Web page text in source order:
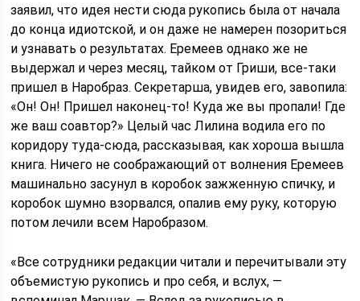
заявил, что идея нести сюда рукопись была от начала
до конца идиотской, и он даже не намерен позориться
и узнавать о результатах. Еремеев однако же не
выдержал и через месяц, тайком от Гриши, все-таки
пришел в Наробраз. Секретарша, увидев его, завопила:
«Он! Он! Пришел наконец-то! Куда же вы пропали! Где
же ваш соавтор?» Целый час Лилина водила его по
коридору туда-сюда, рассказывая, как хороша вышла
книга. Ничего не соображающий от волнения Еремеев
машинально засунул в коробок зажженную спичку, и
коробок шумно взорвался, опалив ему руку, которую
потом лечили всем Наробразом.
«Все сотрудники редакции читали и перечитывали эту
объемистую рукопись и про себя, и вслух, —